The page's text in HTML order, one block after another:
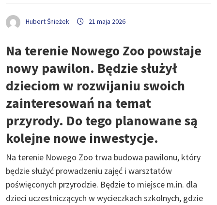
Hubert Śnieżek 21 maja 2026
Na terenie Nowego Zoo powstaje
nowy pawilon. Będzie służył
dzieciom w rozwijaniu swoich
zainteresowań na temat
przyrody. Do tego planowane są
kolejne nowe inwestycje.
Na terenie Nowego Zoo trwa budowa pawilonu, który
będzie służyć prowadzeniu zajęć i warsztatów
poświęconych przyrodzie. Będzie to miejsce m.in. dla
dzieci uczestniczących w wycieczkach szkolnych, gdzie